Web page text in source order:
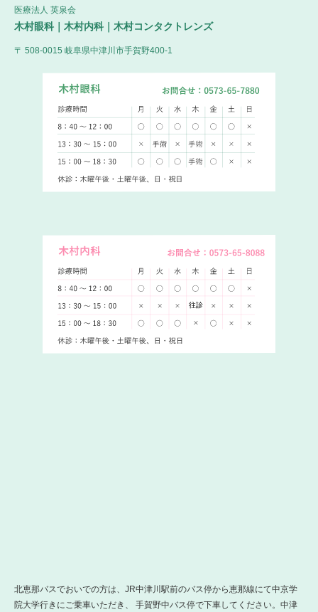
医療法人 英泉会
木村眼科｜木村内科｜木村コンタクトレンズ
〒 508-0015 岐阜県中津川市手賀野400-1
北恵那バスでおいでの方は、JR中津川駅前のバス停から恵那線にて中京学
院大学行きにご乗車いただき、 手賀野中バス停で下車してください。中津